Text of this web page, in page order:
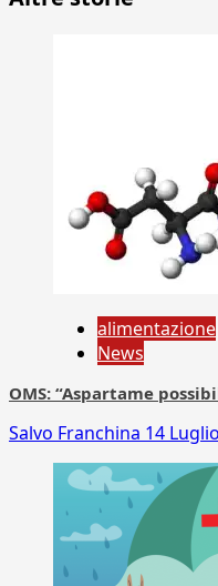
alimentazione
News
OMS: “Aspartame
Salvo Franchina 14